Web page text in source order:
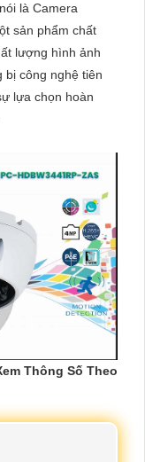
là Camera
sản phẩm chất
lượng hình ảnh
bị công nghệ tiên
lựa chọn hoàn
Thông Số Theo